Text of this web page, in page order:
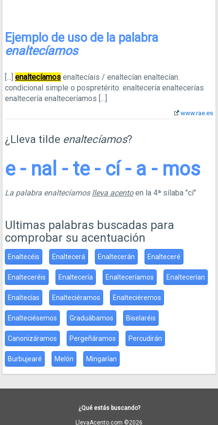
Ejemplo de uso de la palabra
enaltecíamos
[...] enaltecíamos enaltecíais / enaltecían enaltecían.
condicional simple o pospretérito. enaltecería enaltecerías
enaltecería enalteceríamos [...]
www.rae.es
¿Lleva tilde enaltecíamos?
e - nal - te - cí - a - mos
La palabra enaltecíamos lleva acentoen la 4ª sílaba "cí"
Ultimas palabras buscadas para
comprobar su acentuación
Enaltecéis Enaltecerá Enaltecerán Enalteceré
Enalteceréis Enaltecería Enalteceríamos Enaltecerían
Enaltecías Enalteciéramos Enalteciéremos
Enalteciésemos Graduábamos Biselaréis
Canonizáramos Pergeñáramos Percudirán
Burbujearé Melón Mingarían
¿Qué estás buscando?
LlevaAcento.com ©2026